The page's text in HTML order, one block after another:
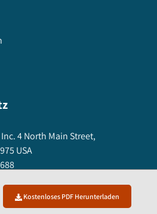
Kostenloses PDF Herunterladen
4 North Main Street,
USA